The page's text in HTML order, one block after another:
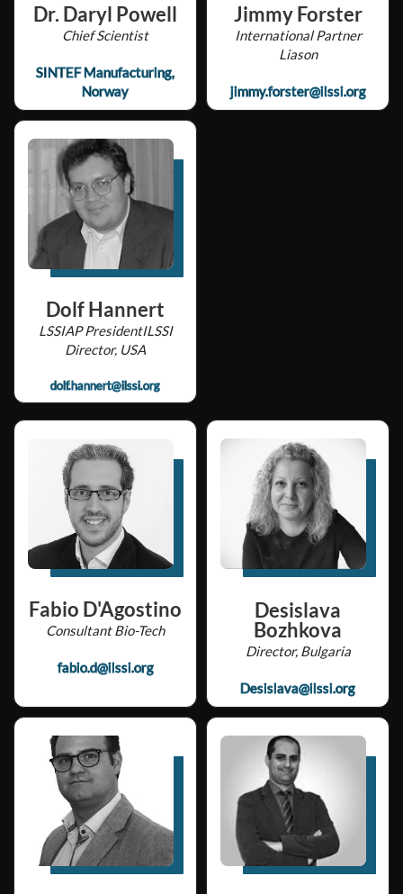
Dr. Daryl Powell
Chief Scientist
SINTEF Manufacturing,
Norway
Jimmy Forster
International Partner
Liason
jimmy.forster@ilssi.org
Dolf Hannert
LSSIAP PresidentILSSI
Director, USA
dolf.hannert@ilssi.org
Fabio D'Agostino
Consultant Bio-Tech
fabio.d@ilssi.org
Desislava
Bozhkova
Director, Bulgaria
Desislava@ilssi.org